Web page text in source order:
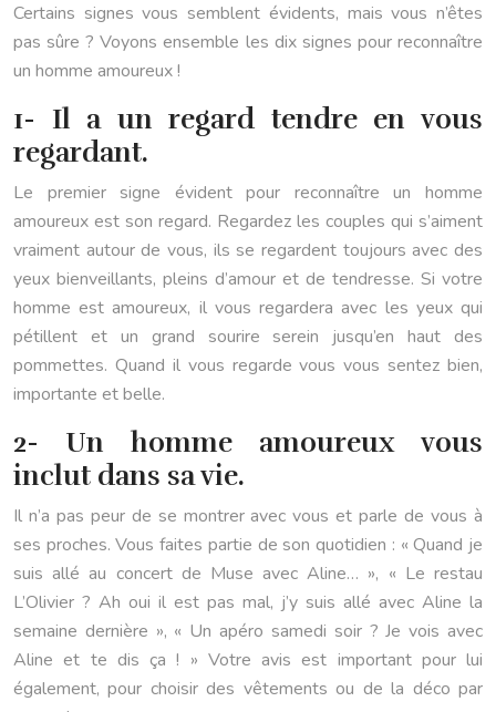
Certains signes vous semblent évidents, mais vous n’êtes
pas sûre ? Voyons ensemble les dix signes pour reconnaître
un homme amoureux !
1- Il a un regard tendre en vous
regardant.
Le premier signe évident pour reconnaître un homme
amoureux est son regard. Regardez les couples qui s’aiment
vraiment autour de vous, ils se regardent toujours avec des
yeux bienveillants, pleins d’amour et de tendresse. Si votre
homme est amoureux, il vous regardera avec les yeux qui
pétillent et un grand sourire serein jusqu’en haut des
pommettes. Quand il vous regarde vous vous sentez bien,
importante et belle.
2- Un homme amoureux vous
inclut dans sa vie.
Il n’a pas peur de se montrer avec vous et parle de vous à
ses proches. Vous faites partie de son quotidien : « Quand je
suis allé au concert de Muse avec Aline… », « Le restau
L’Olivier ? Ah oui il est pas mal, j’y suis allé avec Aline la
semaine dernière », « Un apéro samedi soir ? Je vois avec
Aline et te dis ça ! » Votre avis est important pour lui
également, pour choisir des vêtements ou de la déco par